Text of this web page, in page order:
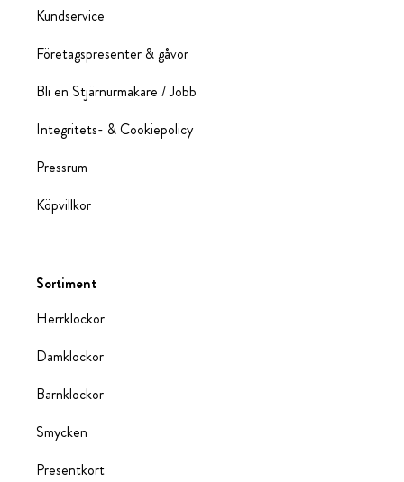
Kundservice
Företagspresenter & gåvor
Bli en Stjärnurmakare / Jobb
Integritets- & Cookiepolicy
Pressrum
Köpvillkor
Sortiment
Herrklockor
Damklockor
Barnklockor
Smycken
Presentkort